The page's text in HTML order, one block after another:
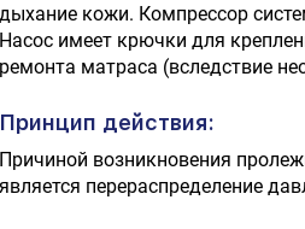
дыхание кожи. Компрессор
Насос имеет крючки для
ремонта матраса (вследствие
Принцип действия:
Причиной возникновения
является перераспределение